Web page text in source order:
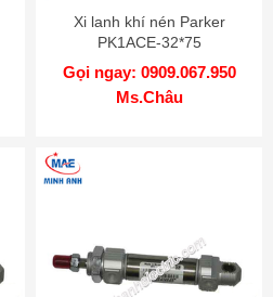
Xi lanh khí nén Parker
PK1ACE-32*75
Gọi ngay: 0909.067.950
Ms.Châu